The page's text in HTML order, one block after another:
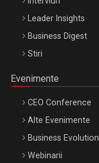
Leader Insights
Business Digest
Stiri
Evenimente
CEO Conference
Alte Evenimente
Business Evolution
Webinarii